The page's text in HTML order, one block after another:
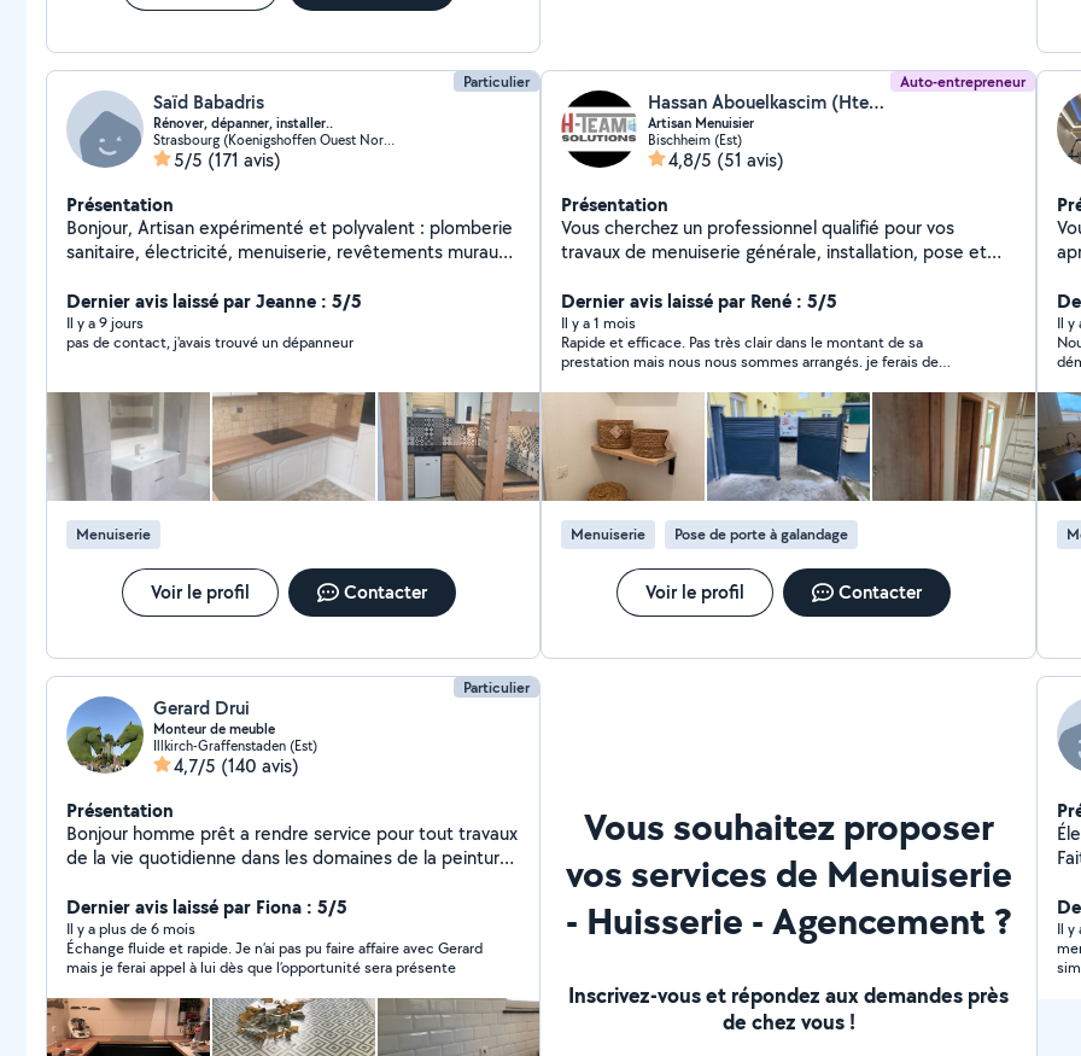
Particulier
Saïd Babadris
Rénover, dépanner, installer..
Strasbourg (Koenigshoffen Ouest Nord-Ouest)
5/5 (171 avis)
Présentation
Bonjour, Artisan expérimenté et polyvalent : plomberie
sanitaire, électricité, menuiserie, revêtements muraux
Travail soigné et de qualité, devis gratuit.
Cordialement.
Dernier avis laissé par Jeanne : 5/5
Il y a 9 jours
pas de contact, j'avais trouvé un dépanneur
Menuiserie
Voir le profil Contacter
Auto-entrepreneur
Hassan Abouelkascim (Hteam solution)
Artisan Menuisier
Bischheim (Est)
4,8/5 (51 avis)
Présentation
Vous cherchez un professionnel qualifié pour vos
travaux de menuiserie générale, installation, pose et
TEAM SOLUTIONS est là pour répondre à vos besoins
avec expertise et dévouement. Services proposés : -
Menuiserie générale : Des solutions sur mesure pour
vos projets de construction ou de rénovation,
garantissant qualité et durabilité. - Installation et pose
de fermetures : Portes, fenêtres, volets - Travaux de
serrurerie : des services professionnels pour la
sécurisation de vos espaces, incluant la réparation et
l'installation de serrures. - Montage et démontage de
meubles - Installation ou rénovation de cuisine pour
une cuisine fonctionnelle et esthétique. Entrez en
contact avec H-TEAM SOLUTIONS dès aujourd'hui
pour discuter de vos projets et obtenir un devis gratuit.
H-TEAM SOLUTIONS est un partenaire de confiance
Dernier avis laissé par René : 5/5
Il y a 1 mois
Rapide et efficace. Pas très clair dans le montant de sa
prestation mais nous nous sommes arrangés. je ferais de
Menuiserie Pose de porte à galandage
Voir le profil Contacter
Il y
travail
Particulier
Gerard Drui
Monteur de meuble
Illkirch-Graffenstaden (Est)
4,7/5 (140 avis)
Présentation
Bonjour homme prêt a rendre service pour tout travaux
de la vie quotidienne dans les domaines de la peinture
d autres choses sympathiques et dynamiques travail
soigné propre et bien faits
Dernier avis laissé par Fiona : 5/5
Il y a plus de 6 mois
Échange fluide et rapide. Je n’ai pas pu faire affaire avec Gerard
mais je ferai appel à lui dès que l’opportunité sera présente
Vous souhaitez proposer
vos services de Menuiserie
- Huisserie - Agencement ?
Inscrivez-vous et répondez aux demandes près
de chez vous !
Il y